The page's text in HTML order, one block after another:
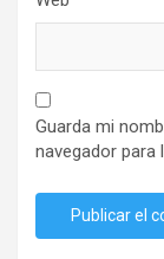
Guarda mi
navegador para